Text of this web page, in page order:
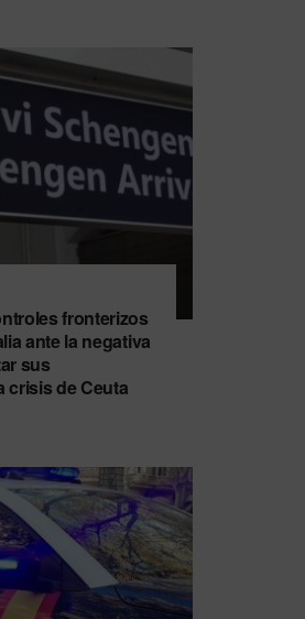
fronterizos
ante la negativa
sus
crisis de Ceuta